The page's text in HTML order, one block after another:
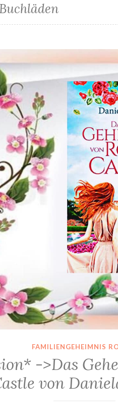
Buchläden
*Rezension* ->Das Geheimnis von Rose Castle von Daniela Kappel
FAMILIENGEHEIMNIS
->Das
von